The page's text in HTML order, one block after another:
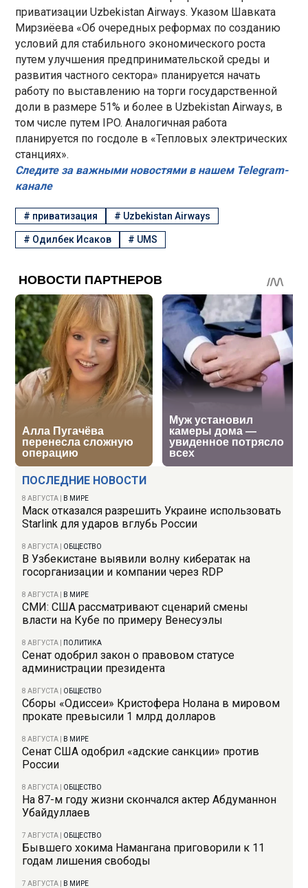
ПОСЛЕДНИЕ НОВОСТИ
8 АВГУСТА В МИРЕ
Маск отказался разрешить Украине использовать
Starlink для ударов вглубь России
8 АВГУСТА ОБЩЕСТВО
В Узбекистане выявили волну кибератак на
госорганизации и компании через RDP
8 АВГУСТА В МИРЕ
СМИ: США рассматривают сценарий смены
власти на Кубе по примеру Венесуэлы
8 АВГУСТА ПОЛИТИКА
Сенат одобрил закон о правовом статусе
администрации президента
8 АВГУСТА ОБЩЕСТВО
Сборы «Одиссеи» Кристофера Нолана в мировом
прокате превысили 1 млрд долларов
8 АВГУСТА В МИРЕ
Сенат США одобрил «адские санкции» против
России
8 АВГУСТА ОБЩЕСТВО
На 87-м году жизни скончался актер Абдуманнон
Убайдуллаев
7 АВГУСТА ОБЩЕСТВО
Бывшего хокима Намангана приговорили к 11
годам лишения свободы
7 АВГУСТА В МИРЕ
приватизации Uzbekistan Airways. Указом Шавката
Мирзиёева «Об очередных реформах по созданию
условий для стабильного экономического роста
путем улучшения предпринимательской среды и
развития частного сектора» планируется начать
работу по выставлению на торги государственной
доли в размере 51% и более в Uzbekistan Airways, в
том числе путем IPO. Аналогичная работа
планируется по госдоле в «Тепловых электрических
станциях».
Следите за важными новостями в нашем Telegram-
канале
# приватизация # Uzbekistan Airways
# Одилбек Исаков # UMS